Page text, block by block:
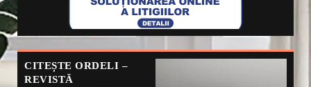
CITEȘTE ORDELI –
REVISTĂ